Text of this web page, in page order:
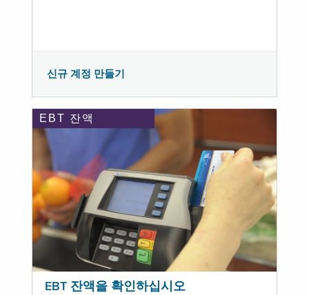
신규 계정 만들기
EBT 잔액
EBT 잔액을 확인하십시오